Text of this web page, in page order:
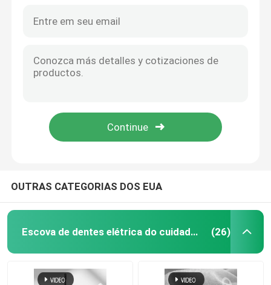
OUTRAS CATEGORIAS DOS EUA
Escova de dentes elétrica do cuidado oral (26)